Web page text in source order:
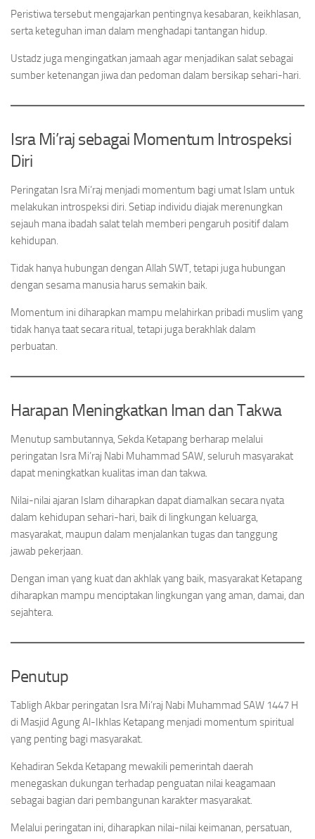
Peristiwa tersebut mengajarkan pentingnya kesabaran, keikhlasan,
serta keteguhan iman dalam menghadapi tantangan hidup.
Ustadz juga mengingatkan jamaah agar menjadikan salat sebagai
sumber ketenangan jiwa dan pedoman dalam bersikap sehari-hari.
Isra Mi’raj sebagai Momentum Introspeksi
Diri
Peringatan Isra Mi’raj menjadi momentum bagi umat Islam untuk
melakukan introspeksi diri. Setiap individu diajak merenungkan
sejauh mana ibadah salat telah memberi pengaruh positif dalam
kehidupan.
Tidak hanya hubungan dengan Allah SWT, tetapi juga hubungan
dengan sesama manusia harus semakin baik.
Momentum ini diharapkan mampu melahirkan pribadi muslim yang
tidak hanya taat secara ritual, tetapi juga berakhlak dalam
perbuatan.
Harapan Meningkatkan Iman dan Takwa
Menutup sambutannya, Sekda Ketapang berharap melalui
peringatan Isra Mi’raj Nabi Muhammad SAW, seluruh masyarakat
dapat meningkatkan kualitas iman dan takwa.
Nilai-nilai ajaran Islam diharapkan dapat diamalkan secara nyata
dalam kehidupan sehari-hari, baik di lingkungan keluarga,
masyarakat, maupun dalam menjalankan tugas dan tanggung
jawab pekerjaan.
Dengan iman yang kuat dan akhlak yang baik, masyarakat Ketapang
diharapkan mampu menciptakan lingkungan yang aman, damai, dan
sejahtera.
Penutup
Tabligh Akbar peringatan Isra Mi’raj Nabi Muhammad SAW 1447 H
di Masjid Agung Al-Ikhlas Ketapang menjadi momentum spiritual
yang penting bagi masyarakat.
Kehadiran Sekda Ketapang mewakili pemerintah daerah
menegaskan dukungan terhadap penguatan nilai keagamaan
sebagai bagian dari pembangunan karakter masyarakat.
Melalui peringatan ini, diharapkan nilai-nilai keimanan, persatuan,